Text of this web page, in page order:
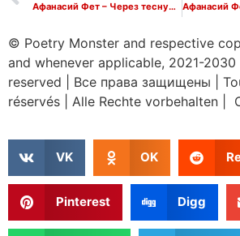
Афанасий Фет – Через тесную улицу здесь, в высоте
© Poetry Monster and respective
and whenever applicable, 2021-2030
reserved
Все права защищены
réservés
Alle Rechte vorbehalten |
VK OK
Pinterest Digg